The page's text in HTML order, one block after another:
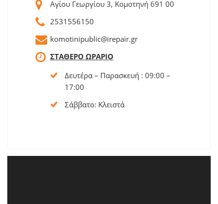
Αγίου Γεωργίου 3, Κομοτηνή 691 00
2531556150
komotinipublic@irepair.gr
ΣΤΑΘΕΡΟ ΩΡΑΡΙΟ
Δευτέρα – Παρασκευή : 09:00 –
17:00
Σάββατο: Κλειστά